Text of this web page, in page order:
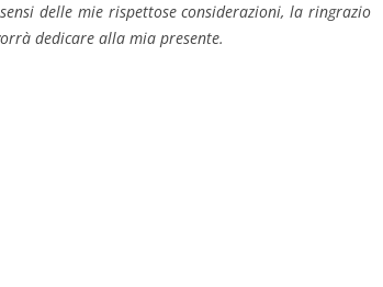
delle mie rispettose considerazioni, la ringrazio
dedicare alla mia presente.